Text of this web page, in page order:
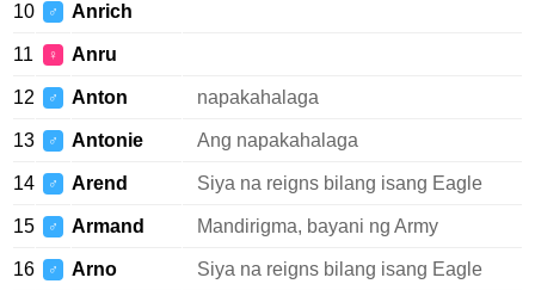
10 ♂ Anrich
11 ♀ Anru
12 ♂ Anton napakahalaga
13 ♂ Antonie Ang napakahalaga
14 ♂ Arend Siya na reigns bilang isang Eagle
15 ♂ Armand Mandirigma, bayani ng Army
16 ♂ Arno Siya na reigns bilang isang Eagle